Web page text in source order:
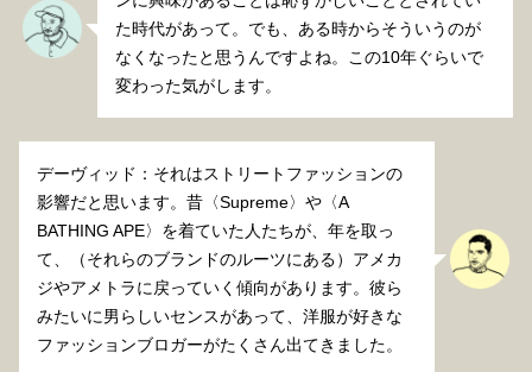
た時代があって。でも、ある時からそういうのが
なくなったと思うんですよね。この10年ぐらいで
変わった気がします。
デーヴィッド：それはストリートファッションの
影響だと思います。昔〈Supreme〉や〈A
BATHING APE〉を着ていた人たちが、年を取っ
て、（それらのブランドのルーツにある）アメカ
ジやアメトラに戻っていく傾向があります。彼ら
みたいに男らしいセンスがあって、洋服が好きな
ファッションブロガーがたくさん出てきました。